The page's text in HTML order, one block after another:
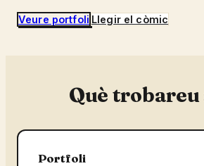
Veure portfoli Llegir el còmic
Què trobareu
Portfoli